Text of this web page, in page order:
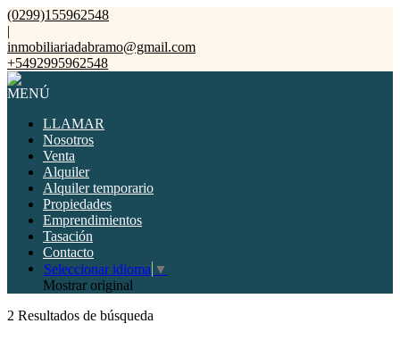
(0299)155962548
|
inmobiliariadabramo@gmail.com
+5492995962548
MENÚ
LLAMAR
Nosotros
Venta
Alquiler
Alquiler temporario
Propiedades
Emprendimientos
Tasación
Contacto
Seleccionar idioma ▼
Mostrar original
2 Resultados de búsqueda